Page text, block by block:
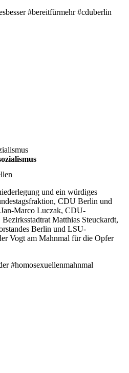
#bereitfürmehr #cduberlin
und ein würdiges
CDU Berlin und
Marco Luczak, CDU-
Matthias Steuckardt,
Berlin und LSU-
Vogt am Mahnmal für die Opfer
#homosexuellenmahnmal